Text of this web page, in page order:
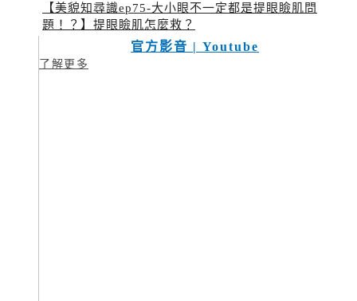
【美貌知尋識ep75-大小眼不一定都是提眼瞼肌問
題！？】提眼瞼肌怎麼救？
官方影音 | Youtube
了解更多